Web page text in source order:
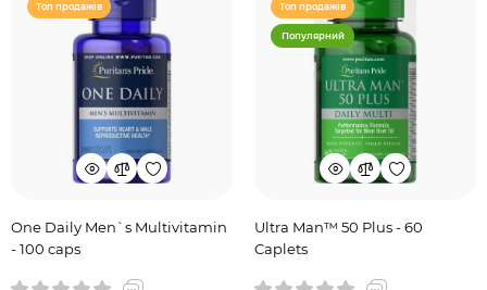
Топ продажів
One Daily Men`s Multivitamin
- 100 caps
Топ продажів
Популярний
Ultra Man™ 50 Plus - 60
Caplets